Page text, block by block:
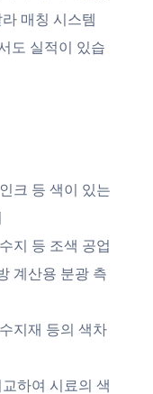
매칭 시스템
도 실적이 있습
크 등 색이 있는
지 등 조색 공업
계산용 분광 측
지재 등의 색차
하여 시료의 색